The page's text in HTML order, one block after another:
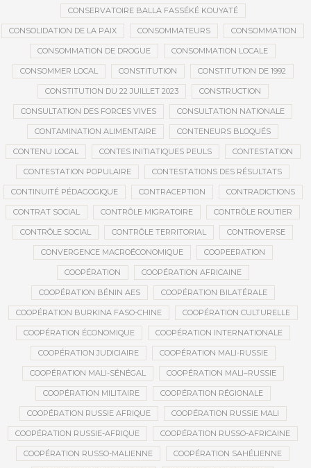
CONSERVATOIRE BALLA FASSÉKÉ KOUYATÉ
CONSOLIDATION DE LA PAIX CONSOMMATEURS CONSOMMATION
CONSOMMATION DE DROGUE CONSOMMATION LOCALE
CONSOMMER LOCAL CONSTITUTION CONSTITUTION DE 1992
CONSTITUTION DU 22 JUILLET 2023 CONSTRUCTION
CONSULTATION DES FORCES VIVES CONSULTATION NATIONALE
CONTAMINATION ALIMENTAIRE CONTENEURS BLOQUÉS
CONTENU LOCAL CONTES INITIATIQUES PEULS CONTESTATION
CONTESTATION POPULAIRE CONTESTATIONS DES RÉSULTATS
CONTINUITÉ PÉDAGOGIQUE CONTRACEPTION CONTRADICTIONS
CONTRAT SOCIAL CONTRÔLE MIGRATOIRE CONTRÔLE ROUTIER
CONTRÔLE SOCIAL CONTRÔLE TERRITORIAL CONTROVERSE
CONVERGENCE MACROÉCONOMIQUE COOPEERATION
COOPÉRATION COOPÉRATION AFRICAINE
COOPÉRATION BÉNIN AES COOPÉRATION BILATÉRALE
COOPÉRATION BURKINA FASO-CHINE COOPÉRATION CULTURELLE
COOPÉRATION ÉCONOMIQUE COOPÉRATION INTERNATIONALE
COOPÉRATION JUDICIAIRE COOPÉRATION MALI-RUSSIE
COOPÉRATION MALI-SÉNÉGAL COOPÉRATION MALI–RUSSIE
COOPÉRATION MILITAIRE COOPÉRATION RÉGIONALE
COOPÉRATION RUSSIE AFRIQUE COOPÉRATION RUSSIE MALI
COOPÉRATION RUSSIE-AFRIQUE COOPÉRATION RUSSO-AFRICAINE
COOPÉRATION RUSSO-MALIENNE COOPÉRATION SAHÉLIENNE